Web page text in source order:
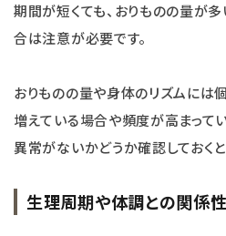
期間が短くても、おりものの量が
合は注意が必要です。
おりものの量や身体のリズムには
増えている場合や頻度が高まって
異常がないかどうか確認しておくと
生理周期や体調との関係性